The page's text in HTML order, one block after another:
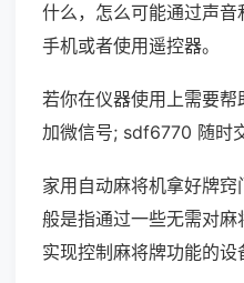
什么，怎么可能通过声
手机或者使用遥控器。
若你在仪器使用上需要
加微信号; sdf6770 随时
家用自动麻将机拿好牌
般是指通过一些无需对
实现控制麻将牌功能的设